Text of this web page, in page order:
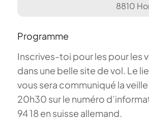
8810
Programme
Inscrives-toi pour les pour les
dans une belle site de vol. Le
vous sera communiqué la
20h30 sur le numéro
94 18 en suisse allemand.